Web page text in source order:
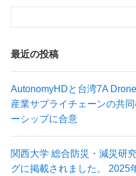
ドローン操縦士（プロパイロ
画像解析システム
委託業務（実証実験）
ニュース
最近の投稿
AutonomyHDと台湾7A
産業サプライチェーンの共
ーシップに合意
関西大学 総合防災・減災研
グに掲載されました。 2025